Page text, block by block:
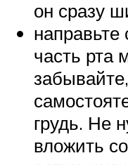
он сразу
часть рта
грудь. Не
вложить